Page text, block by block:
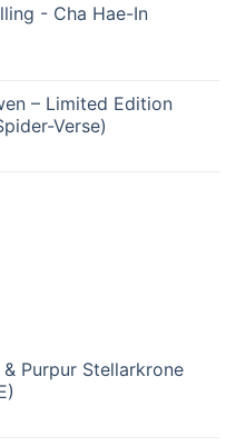
- Cha Hae-In
– Limited Edition
Verse)
Purpur Stellarkrone